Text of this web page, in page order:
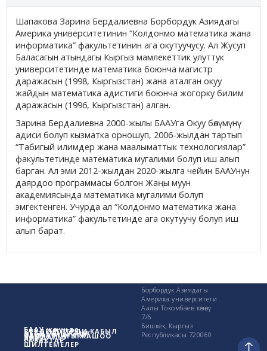
Шапакова Зарина Бердалиевна Борбордук Азиядагы
Америка университетинин “Колдонмо математика жана
информатика” факультетинин ага окутуучусу. Ал Жусуп
Баласагын атындагы Кыргыз мамлекеттик улуттук
университетинде математика боюнча магистр
даражасын (1998, Кыргызстан) жана аталган окуу
жайдын математика адистиги боюнча жогорку билим
даражасын (1996, Кыргызстан) алган.
Зарина Бердалиевна 2000-жылы БААУга Окуу бөлүмүнү
адиси болуп кызматка орношуп, 2006-жылдан тартып
“Табигый илимдер жана маалыматтык технологиялар”
факультетинде математика мугалими болуп иш алып
барган. Ал эми 2012-жылдан 2020-жылга чейин БААУнун
даярдоо программасы болгон Жаңы муун
академиясында математика мугалими болуп
эмгектенген. Учурда ал “Колдонмо математика жана
информатика” факультетинде ага окутуучу болуп иш
алып барат.
БААУ жөнүндө
СТУДЕНТТЕРДИ КАБЫЛ
АЛУУ
АКАДЕМИКАЛЫК
САБАКТАР
Изилдөө иштери
КАМПУСТАГЫ ЖАШОО
ПАЙДАЛУУ
ШИЛТЕМЕЛЕР
Борбордук Азиядагы
Америка университети
Аалы Токомбаев көчөсү
7/6
Бишкек, Кыргыз
Республикасы 720060